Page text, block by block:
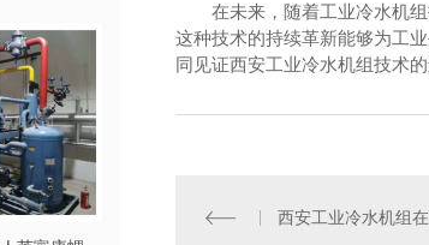
在未来，随着工业冷水机
这种技术的持续革新能够为工
同见证西安工业冷水机组技术的